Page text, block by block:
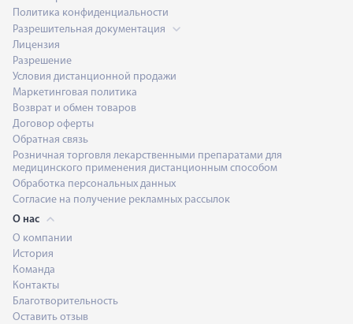
Политика конфиденциальности
Разрешительная документация
Лицензия
Разрешение
Условия дистанционной продажи
Маркетинговая политика
Возврат и обмен товаров
Договор оферты
Обратная связь
Розничная торговля лекарственными препаратами для
медицинского применения дистанционным способом
Обработка персональных данных
Согласие на получение рекламных рассылок
О нас
О компании
История
Команда
Контакты
Благотворительность
Оставить отзыв